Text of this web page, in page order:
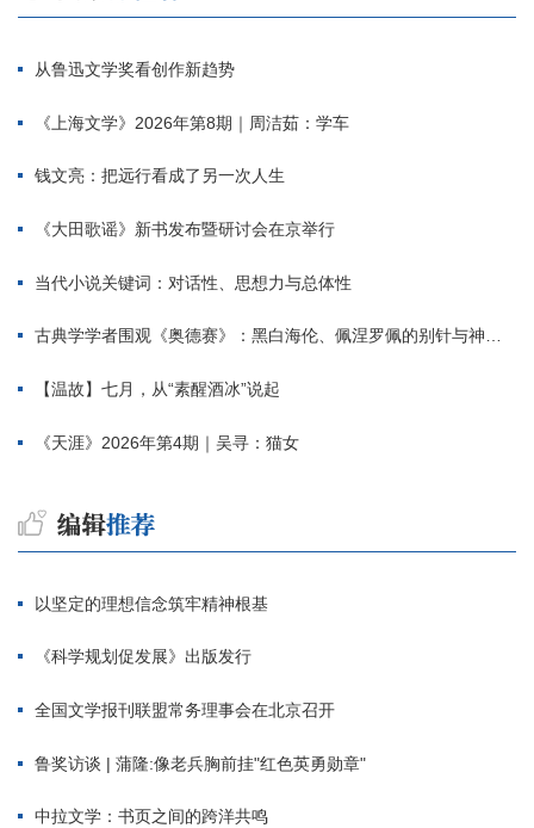
从鲁迅文学奖看创作新趋势
《上海文学》2026年第8期｜周洁茹：学车
钱文亮：把远行看成了另一次人生
《大田歌谣》新书发布暨研讨会在京举行
当代小说关键词：对话性、思想力与总体性
古典学学者围观《奥德赛》：黑白海伦、佩涅罗佩的别针与神秘入侵者
【温故】七月，从“素醒酒冰”说起
《天涯》2026年第4期｜吴寻：猫女
以坚定的理想信念筑牢精神根基
《科学规划促发展》出版发行
全国文学报刊联盟常务理事会在北京召开
鲁奖访谈 | 蒲隆:像老兵胸前挂"红色英勇勋章"
中拉文学：书页之间的跨洋共鸣